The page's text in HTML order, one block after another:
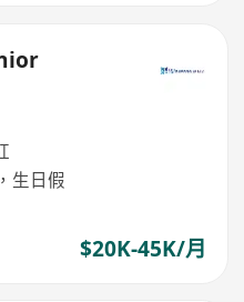
生日假
$20K-45K/月